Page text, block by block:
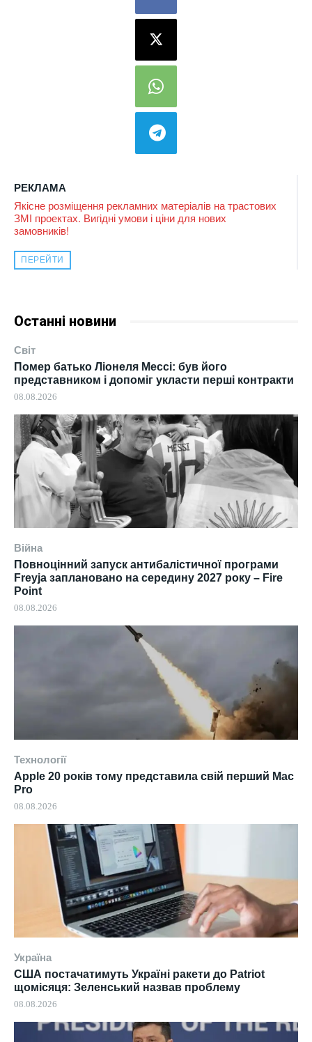
РЕКЛАМА
Якісне розміщення рекламних матеріалів на трастових
ЗМІ проектах. Вигідні умови і ціни для нових
замовників!
ПЕРЕЙТИ
Останні новини
Світ
Помер батько Ліонеля Мессі: був його
представником і допоміг укласти перші контракти
08.08.2026
Війна
Повноцінний запуск антибалістичної програми
Freyja заплановано на середину 2027 року – Fire
Point
08.08.2026
Технології
Apple 20 років тому представила свій перший Mac
Pro
08.08.2026
Україна
США постачатимуть Україні ракети до Patriot
щомісяця: Зеленський назвав проблему
08.08.2026